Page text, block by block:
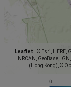
Leaflet
© Esri, HERE,
NRCAN, GeoBase,
(Hong Kong), ©